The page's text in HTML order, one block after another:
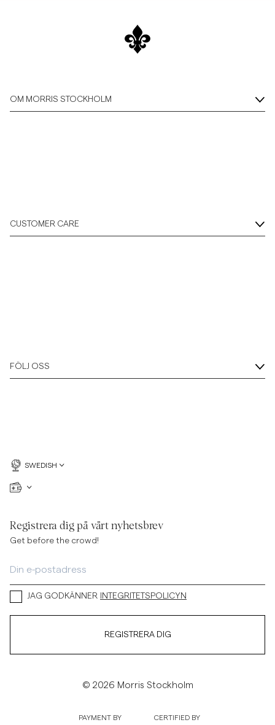
OM MORRIS STOCKHOLM
CUSTOMER CARE
FÖLJ OSS
SWEDISH
Registrera dig på vårt nyhetsbrev
Get before the crowd!
JAG GODKÄNNER INTEGRITETSPOLICYN
REGISTRERA DIG
© 2026 Morris Stockholm
PAYMENT BY CERTIFIED BY